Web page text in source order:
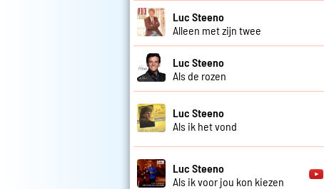
Luc Steeno
Alleen met zijn twee
Luc Steeno
Als de rozen
Luc Steeno
Als ik het vond
Luc Steeno
Als ik voor jou kon kiezen